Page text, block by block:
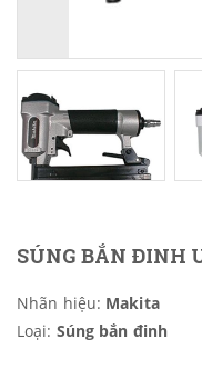
SÚNG BẮN ĐINH
Nhãn hiệu: Makita
Loại: Súng bắn đinh